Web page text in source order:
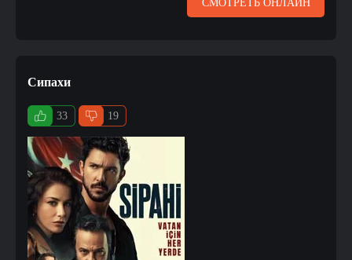
СМОТРЕТЬ ОНЛАЙН
Сипахи
33 19